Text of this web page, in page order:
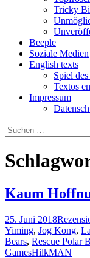
Tricky
Beeple
Soziale Medien
English texts
Spiel
Textos
Impressum
Suchen
nach:
Kaum
25. Juni 2018
Yiming, Jog Kong,
Bears, Rescue Polar
GamesHilkMAN